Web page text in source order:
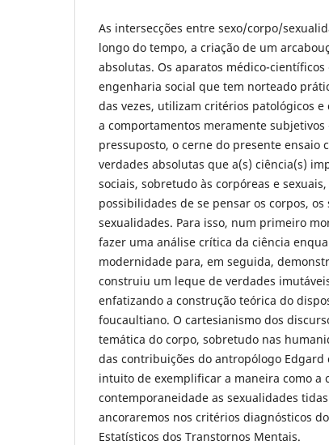
As intersecções entre sexo/corpo/
longo do tempo, a criação de um
absolutas. Os aparatos médico-
engenharia social que tem norteado
das vezes, utilizam critérios patológicos
a comportamentos meramente subjetivos
pressuposto, o cerne do presente ensaio
verdades absolutas que a(s) ciência(s)
sociais, sobretudo às corpóreas e
possibilidades de se pensar os corpos, os
sexualidades. Para isso, num primeiro
fazer uma análise crítica da ciência
modernidade para, em seguida,
construiu um leque de verdades
enfatizando a construção teórica do
foucaultiano. O cartesianismo dos
temática do corpo, sobretudo nas
das contribuições do antropólogo Edgard
intuito de exemplificar a maneira como a
contemporaneidade as sexualidades
ancoraremos nos critérios diagnósticos
Estatísticos dos Transtornos Mentais.